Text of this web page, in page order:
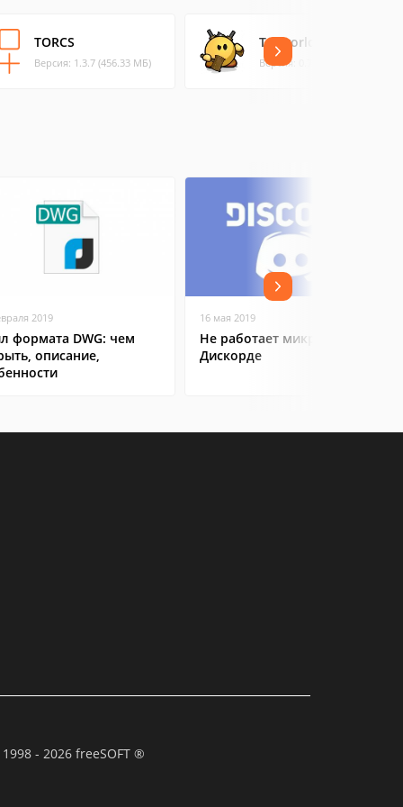
TORCS
Версия: 1.3.7 (456.33 МБ)
Teeworlds
Версия: 0.7.2 (8.12 МБ)
2019
формата DWG: чем
описание,
16 мая 2019
Не работает микрофон в
Дискорде
- 2026 freeSOFT ®